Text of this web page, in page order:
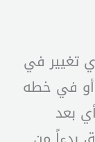
تغيير في
أو في خطه
بعد